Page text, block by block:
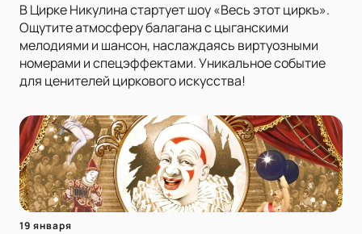
В Цирке Никулина стартует шоу «Весь этот циркъ».
Ощутите атмосферу балагана с цыганскими
мелодиями и шансон, наслаждаясь виртуозными
номерами и спецэффектами. Уникальное событие
для ценителей циркового искусства!
19 января